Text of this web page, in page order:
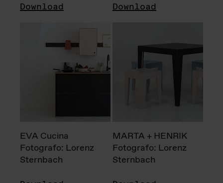
Download Download
EVA Cucina
Fotografo: Lorenz
Sternbach
MARTA + HENRIK
Fotografo: Lorenz
Sternbach